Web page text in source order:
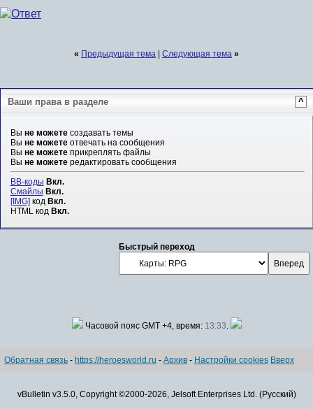
« Предыдущая тема | Следующая тема »
Ваши права в разделе ^
Вы не можетесоздавать темы
Вы не можетеотвечать на сообщения
Вы не можетеприкреплять файлы
Вы не можетередактировать сообщения
BB-коды Вкл.
Смайлы Вкл.
[IMG]код Вкл.
HTML код Вкл.
Быстрый переход
Часовой пояс GMT +4, время: 13:33.
Обратная связь - https://heroesworld.ru - Архив - Настройки cookies Вверх
vBulletin v3.5.0, Copyright ©2000-2026, Jelsoft Enterprises Ltd. (Русский)